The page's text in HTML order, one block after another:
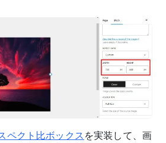
ペクト比ボックスを実装して、画